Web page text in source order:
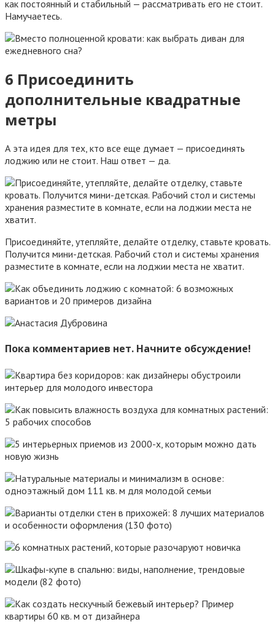
как постоянный и стабильный — рассматривать его не стоит.
Намучаетесь.
6 Присоединить
дополнительные квадратные
метры
А эта идея для тех, кто все еще думает — присоединять
лоджию или не стоит. Наш ответ — да.
Присоединяйте, утепляйте, делайте отделку, ставьте кровать.
Получится мини-детская. Рабочий стол и системы хранения
разместите в комнате, если на лоджии места не хватит.
Пока комментариев нет. Начните обсуждение!